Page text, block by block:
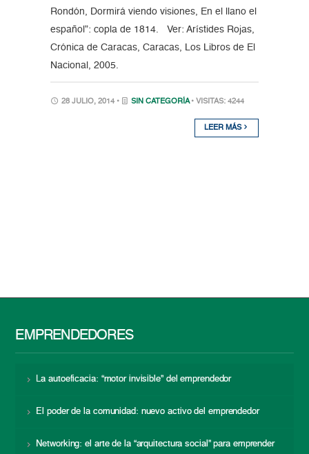
Rondón, Dormirá viendo visiones, En el llano el
español”: copla de 1814. Ver: Arístides Rojas,
Crónica de Caracas, Caracas, Los Libros de El
Nacional, 2005.
28 JULIO, 2014 • SIN CATEGORÍA • VISITAS: 4244
LEER MÁS
EMPRENDEDORES
La autoeficacia: “motor invisible” del emprendedor
El poder de la comunidad: nuevo activo del emprendedor
Networking: el arte de la “arquitectura social” para emprender